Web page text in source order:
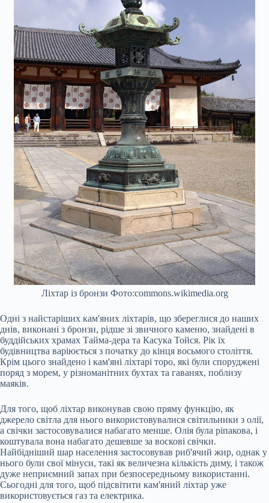
Ліхтар із бронзи Фото:commons.wikimedia.org
Одні з найстаріших кам'яних ліхтарів, що збереглися до наших
днів, виконані з бронзи, рідше зі звичного каменю, знайдені в
буддійських храмах Тайма-дера та Касука Тойся. Рік їх
будівництва варіюється з початку до кінця восьмого століття.
Крім цього знайдено і кам'яні ліхтарі торо, які були споруджені
поряд з морем, у різноманітних бухтах та гаванях, поблизу
маяків.
Для того, щоб ліхтар виконував свою пряму функцію, як
джерело світла для нього використовувалися світильники з олії,
а свічки застосовувалися набагато менше. Олія була ріпакова, і
коштувала вона набагато дешевше за воскові свічки.
Найбідніший шар населення застосовував риб'ячий жир, однак у
нього були свої мінуси, такі як величезна кількість диму, і також
дуже неприємний запах при безпосередньому використанні.
Сьогодні для того, щоб підсвітити кам'яний ліхтар уже
використовується газ та електрика.